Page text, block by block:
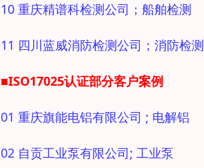
10 重庆精谱科检测公司；船舶检测
11 四川蓝威消防检测公司；消防检测
■ISO17025认证部分客户案例
01 重庆旗能电铝有限公司 ; 电解铝
02 自贡工业泵有限公司; 工业泵